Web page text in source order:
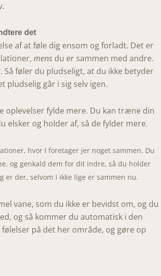
det
af at føle dig ensom og forladt. Det er
mens du er sammen med andre.
Så føler du pludseligt, at du ikke betyder
går i sig selv igen.
oplevelser fylde mere. Du kan træne din
elsker og holder af, så de fylder mere.
hvor I foretager jer noget sammen. Du
og genkald dem for dit indre, så du holder
der, selvom I ikke lige er sammen nu.
vane, som du ikke er bevidst om, og du
og så kommer du automatisk i den
på det her område, og gøre op